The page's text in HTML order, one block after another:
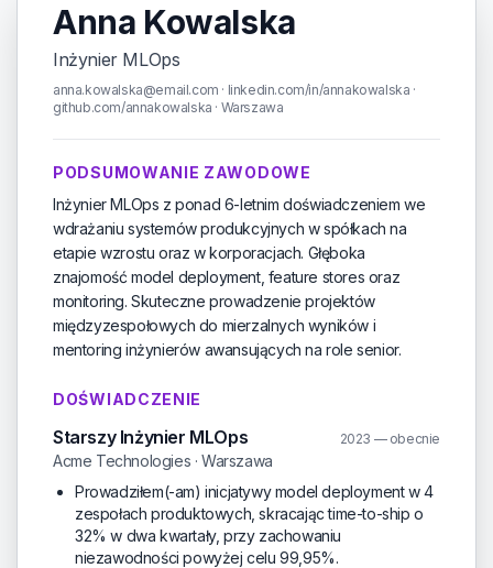
Anna Kowalska
Inżynier MLOps
anna.kowalska@email.com · linkedin.com/in/annakowalska ·
github.com/annakowalska · Warszawa
PODSUMOWANIE ZAWODOWE
Inżynier MLOps z ponad 6-letnim doświadczeniem we
wdrażaniu systemów produkcyjnych w spółkach na
etapie wzrostu oraz w korporacjach. Głęboka
znajomość model deployment, feature stores oraz
monitoring. Skuteczne prowadzenie projektów
międzyzespołowych do mierzalnych wyników i
mentoring inżynierów awansujących na role senior.
DOŚWIADCZENIE
Starszy Inżynier MLOps 2023 — obecnie
Acme Technologies · Warszawa
Prowadziłem(-am) inicjatywy model deployment w 4
zespołach produktowych, skracając time-to-ship o
32% w dwa kwartały, przy zachowaniu
niezawodności powyżej celu 99,95%.